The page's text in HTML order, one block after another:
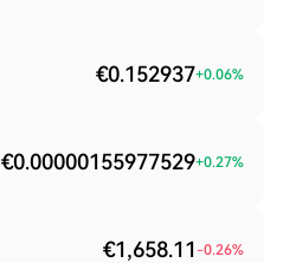
€0.152937+0.06%
€0.00000155977529+0.27%
€1,658.11 -0.26%